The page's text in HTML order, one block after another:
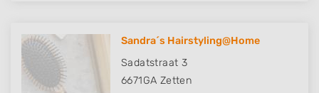
Sandra´s Hairstyling@Home
Sadatstraat 3
6671GA Zetten